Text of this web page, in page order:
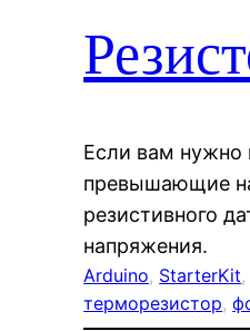
Если вам
превышающие
резистивного
напряжения.
Arduino, StarterKit
терморезистор,